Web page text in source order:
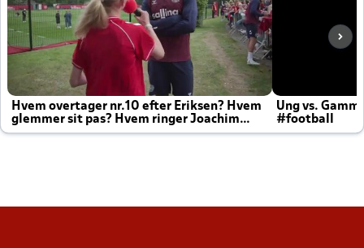
Hvem overtager nr.10 efter Eriksen? Hvem
glemmer sit pas? Hvem ringer Joachim
altid til efter kampe?
Ung vs.
#football